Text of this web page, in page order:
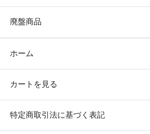
廃盤商品
ホーム
カートを見る
特定商取引法に基づく表記